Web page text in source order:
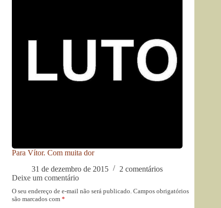
Para Vítor. Com muita dor
31 de dezembro de 2015
2 comentários
Deixe um comentário
O seu endereço de e-mail não será publicado. Campos obrigatórios
são marcados com *